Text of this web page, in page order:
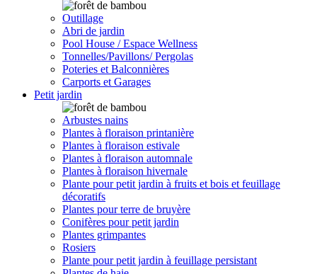
Outillage
Abri de jardin
Pool House / Espace Wellness
Tonnelles/Pavillons/ Pergolas
Poteries et Balconnières
Carports et Garages
Petit jardin
Arbustes nains
Plantes à floraison printanière
Plantes à floraison estivale
Plantes à floraison automnale
Plantes à floraison hivernale
Plante pour petit jardin à fruits et bois et feuillage
décoratifs
Plantes pour terre de bruyère
Conifères pour petit jardin
Plantes grimpantes
Rosiers
Plante pour petit jardin à feuillage persistant